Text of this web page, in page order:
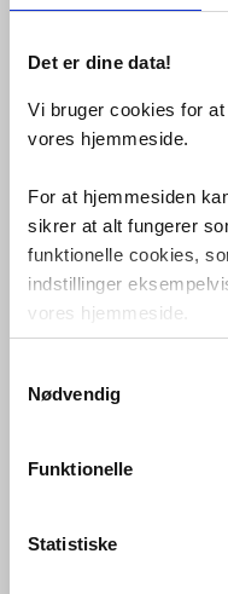
Det er dine data!
Vi bruger cookies for
vores hjemmeside.
For at hjemmesiden
sikrer at alt fungerer
funktionelle cookies,
indstillinger
vores hjemmeside.
Foruden nødvendige
cookies. Disse bruger
marketingcookies,
markedsføring med
Nødvendig
Funktionelle
Statistiske
2.348,-
væghængt
VVS nr. 617010221
Levering 1-2 dage